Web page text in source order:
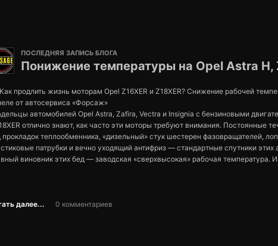
универсалов Lada Vesta SW с двигателем 1.6 часто жалуются на
и провалы в самом ходовом диапазоне — 2000–2200 оборотов в минуту. В
Дело не в газе, это особенность некоторого программного обеспечения.
ПОСЛЕДНЯЯ ЗАПИСЬ БЛОГА
Понижение температуры на Opel Astra H,
продлить жизнь моторам Opel Z16XER и Z18XER? Снижение рабочей
от автосервиса «Форсаж»
автомобилей Opel Astra, Zafira, Vectra и Insignia с бензиновыми
отлично знают, как часто эти моторы требуют внимания. Постоянные
прокладок теплообменника, «дизельный» стук шестерен фазовращателей,
патрубки и вечно уходящий антифриз — стандартные спутники этих
виновник этих бед — заводская «сверхвысокая» рабочая температура.
«Форсаж» в Гомеле предлагает проверенное решение —
далее... 0 комментариев